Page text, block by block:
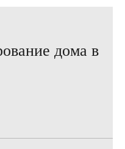
дома в